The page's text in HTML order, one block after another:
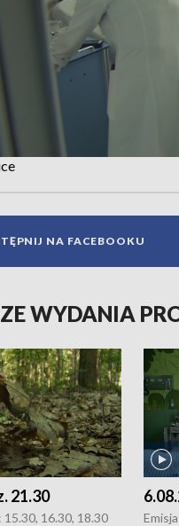
NA FACEBOOKU
WYDANIA
21.30
15.30, 16.30, 18.30